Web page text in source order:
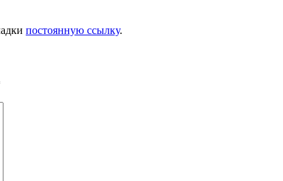
постоянную ссылку.